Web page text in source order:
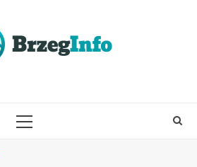
PRIMARY